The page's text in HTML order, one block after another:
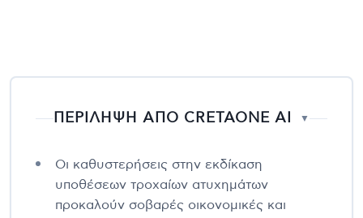
ΠΕΡΙΛΗΨΗ ΑΠΟ CRETAONE AI ▼
Οι καθυστερήσεις στην εκδίκαση
υποθέσεων τροχαίων ατυχημάτων
προκαλούν σοβαρές οικονομικές και